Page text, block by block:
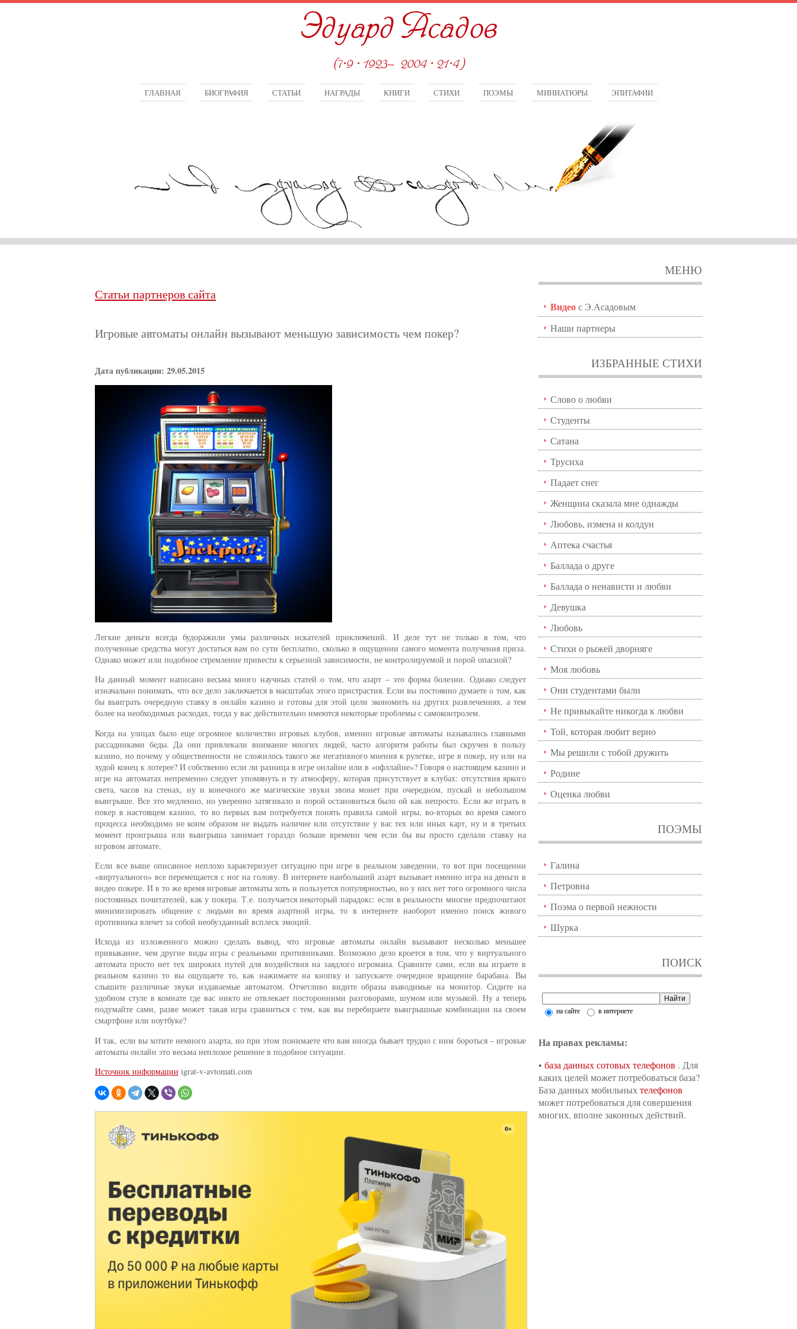
Эдуард Асадов
(7·9 · 1923—2004 · 21·4)
ГЛАВНАЯ БИОГРАФИЯ СТАТЬИ НАГРАДЫ КНИГИ СТИХИ ПОЭМЫ МИНИАТЮРЫ ЭПИТАФИИ
МЕНЮ
Видеос Э.Асадовым
Наши партнеры
ИЗБРАННЫЕ СТИХИ
Слово о любви
Студенты
Сатана
Трусиха
Падает снег
Женщина сказала мне однажды
Любовь, измена и колдун
Аптека счастья
Баллада о друге
Баллада о ненависти и любви
Девушка
Любовь
Стихи о рыжей дворняге
Моя любовь
Они студентами были
Не привыкайте никогда к любви
Той, которая любит верно
Мы решили с тобой дружить
Родине
Оценка любви
ПОЭМЫ
Галина
Петровна
Поэма о первой нежности
Шурка
ПОИСК
на сайте в интернете
На правах рекламы:
• база данных сотовых телефонов . Для
каких целей может потребоваться база?
База данных мобильныхтелефонов
может потребоваться для совершения
многих, вполне законных действий.
Статьи партнеров сайта
Игровые автоматы онлайн вызывают меньшую зависимость чем покер?
Дата публикации: 29.05.2015
Легкие деньги всегда будоражили умы различных искателей приключений. И деле тут не только в том, что
полученные средства могут достаться вам по сути бесплатно, сколько в ощущении самого момента получения приза.
Однако может или подобное стремление привести к серьезной зависимости, не контролируемой и порой опасной?
На данный момент написано весьма много научных статей о том, что азарт – это форма болезни. Однако следует
изначально понимать, что все дело заключается в масштабах этого пристрастия. Если вы постоянно думаете о том, как
бы выиграть очередную ставку в онлайн казино и готовы для этой цели экономить на других развлечениях, а тем
более на необходимых расходах, тогда у вас действительно имеются некоторые проблемы с самоконтролем.
Когда на улицах было еще огромное количество игровых клубов, именно игровые автоматы назывались главными
рассадниками беды. Да они привлекали внимание многих людей, часто алгоритм работы был скручен в пользу
казино, но почему у общественности не сложилось такого же негативного мнения к рулетке, игре в покер, ну или на
худой конец к лотерее? И собственно если ли разница в игре онлайне или в «офллайне»? Говоря о настоящем казино и
игре на автоматах непременно следует упомянуть и ту атмосферу, которая присутствует в клубах: отсутствия яркого
света, часов на стенах, ну и конечного же магические звуки звона монет при очередном, пускай и небольшом
выигрыше. Все это медленно, но уверенно затягивало и порой остановиться было ой как непросто. Если же играть в
покер в настоящем казино, то во первых вам потребуется понять правила самой игры, во-вторых во время самого
процесса необходимо не коим образом не выдать наличие или отсутствие у вас тех или иных карт, ну и в третьих
момент проигрыша или выигрыша занимает гораздо больше времени чем если бы вы просто сделали ставку на
игровом автомате.
Если все выше описанное неплохо характеризует ситуацию при игре в реальном заведении, то вот при посещении
«виртуального» все перемещается с ног на голову. В интернете наибольший азарт вызывает именно игра на деньги в
видео покере. И в то же время игровые автоматы хоть и пользуется популярностью, но у них нет того огромного числа
постоянных почитателей, как у покера. Т.е. получается некоторый парадокс: если в реальности многие предпочитают
минимизировать общение с людьми во время азартной игры, то в интернете наоборот именно поиск живого
противника влечет за собой необузданный всплеск эмоций.
Исхода из изложенного можно сделать вывод, что игровые автоматы онлайн вызывают несколько меньшее
привыкание, чем другие виды игры с реальными противниками. Возможно дело кроется в том, что у виртуального
автомата просто нет тех широких путей для воздействия на заядлого игромана. Сравните сами, если вы играете в
реальном казино то вы ощущаете то, как нажимаете на кнопку и запускаете очередное вращение барабана. Вы
слышите различные звуки издаваемые автоматом. Отчетливо видите образы выводимые на монитор. Сидите на
удобном стуле в комнате где вас никто не отвлекает посторонними разговорами, шумом или музыкой. Ну а теперь
подумайте сами, разве может такая игра сравниться с тем, как вы перебираете выигрышные комбинации на своем
смартфоне или ноутбуке?
И так, если вы хотите немного азарта, но при этом понимаете что вам иногда бывает трудно с ним бороться – игровые
автоматы онлайн это весьма неплохое решение в подобное ситуации.
Источник информации igrat-v-avtomati.com